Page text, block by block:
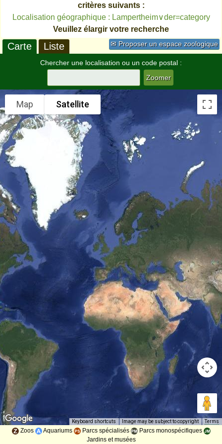
critères suivants :
Localisation géographique : Lampertheim∨der=category
Veuillez élargir votre recherche
✉ Proposer un espace zoologique
Carte Liste
Chercher une localisation ou un code postal :
Map Satellite
Keyboard shortcuts Image may be subject to copyright Terms
Zoos Aquariums Parcs spécialisés
Parcs monospécifiques
Jardins et musées